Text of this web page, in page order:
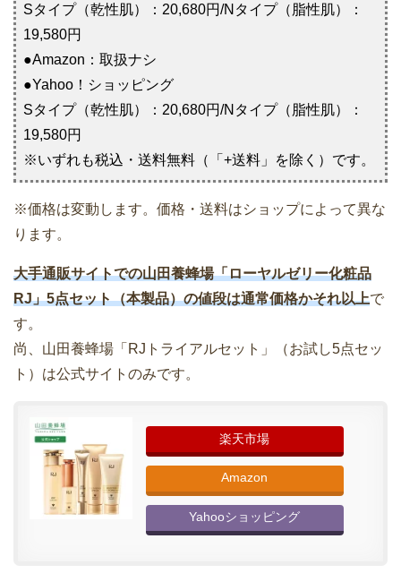
Sタイプ（乾性肌）：20,680円/Nタイプ（脂性肌）：
19,580円
●Amazon：取扱ナシ
●Yahoo！ショッピング
Sタイプ（乾性肌）：20,680円/Nタイプ（脂性肌）：
19,580円
※いずれも税込・送料無料（「+送料」を除く）です。
※価格は変動します。価格・送料はショップによって異な
ります。
大手通販サイトでの山田養蜂場「ローヤルゼリー化粧品
RJ」5点セット（本製品）の値段は通常価格かそれ以上で
す。
尚、山田養蜂場「RJトライアルセット」（お試し5点セッ
ト）は公式サイトのみです。
楽天市場
Amazon
Yahooショッピング